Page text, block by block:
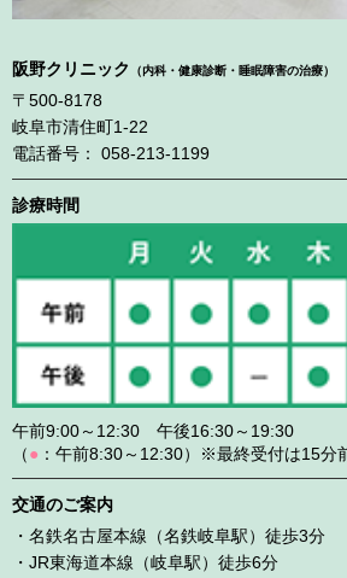
阪野クリニック （内科・健康診断・睡眠障害の治療）
〒500-8178
岐阜市清住町1-22
電話番号： 058-213-1199
診療時間
午前9:00～12:30 午後16:30～19:30
（● ：午前8:30～12:30）※最終受付は15分
交通のご案内
・名鉄名古屋本線（名鉄岐阜駅）徒歩3分
・JR東海道本線（岐阜駅）徒歩6分